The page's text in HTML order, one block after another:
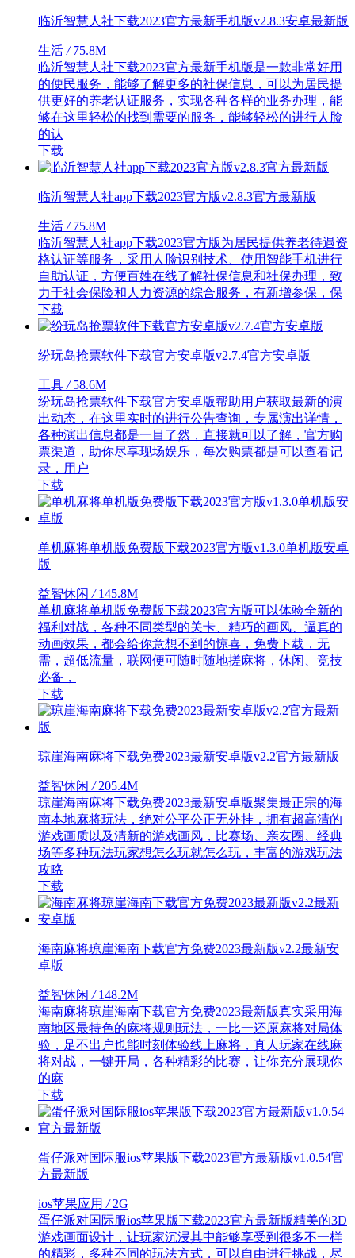
临沂智慧人社下载2023官方最新手机版v2.8.3安卓最新版
生活/75.8M
临沂智慧人社下载2023官方最新手机版是一款非常好用
的便民服务，能够了解更多的社保信息，可以为居民提
供更好的养老认证服务，实现各种各样的业务办理，能
够在这里轻松的找到需要的服务，能够轻松的进行人脸
的认
下载
临沂智慧人社app下载2023官方版v2.8.3官方最新版
生活/75.8M
临沂智慧人社app下载2023官方版为居民提供养老待遇资
格认证等服务，采用人脸识别技术、使用智能手机进行
自助认证，方便百姓在线了解社保信息和社保办理，致
力于社会保险和人力资源的综合服务，有新增参保，保
下载
纷玩岛抢票软件下载官方安卓版v2.7.4官方安卓版
工具/58.6M
纷玩岛抢票软件下载官方安卓版帮助用户获取最新的演
出动态，在这里实时的进行公告查询，专属演出详情，
各种演出信息都是一目了然，直接就可以了解，官方购
票渠道，助你尽享现场娱乐，每次购票都是可以查看记
录，用户
下载
单机麻将单机版免费版下载2023官方版v1.3.0单机版安卓
版
益智休闲 /145.8M
单机麻将单机版免费版下载2023官方版可以体验全新的
福利对战，各种不同类型的关卡、精巧的画风、逼真的
动画效果，都会给你意想不到的惊喜，免费下载，无
需，超低流量，联网便可随时随地搓麻将，休闲、竞技
必备，
下载
琼崖海南麻将下载免费2023最新安卓版v2.2官方最新版
益智休闲 /205.4M
琼崖海南麻将下载免费2023最新安卓版聚集最正宗的海
南本地麻将玩法，绝对公平公正无外挂，拥有超高清的
游戏画质以及清新的游戏画风，比赛场、亲友圈、经典
场等多种玩法玩家想怎么玩就怎么玩，丰富的游戏玩法
攻略
下载
海南麻将琼崖海南下载官方免费2023最新版v2.2最新安
卓版
益智休闲 /148.2M
海南麻将琼崖海南下载官方免费2023最新版真实采用海
南地区最特色的麻将规则玩法，一比一还原麻将对局体
验，足不出户也能时刻体验线上麻将，真人玩家在线麻
将对战，一键开局，各种精彩的比赛，让你充分展现你
的麻
下载
蛋仔派对国际服ios苹果版下载2023官方最新版v1.0.54官
方最新版
ios苹果应用 /2G
蛋仔派对国际服ios苹果版下载2023官方最新版精美的3D
游戏画面设计，让玩家沉浸其中能够享受到很多不一样
的精彩，多种不同的玩法方式，可以自由进行挑战，尽